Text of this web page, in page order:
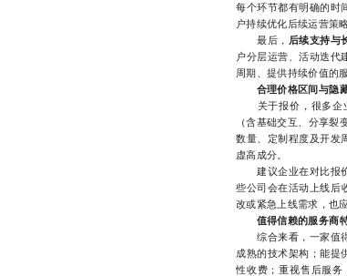
每个环节都有明确的时
户持续优化后续运营策略
最后， 后续支持与
户分层运营、活动迭代
周期、提供持续价值的
合理价格区间与隐
关于报价，很多企业
（含基础交互、分享
数量、定制程度及开发
虚高成分。
建议企业在对比报价
些公司会在活动上线后
改或紧急上线需求，也
值得信赖的服务商
综合来看，一家值得
成熟的技术架构；能提
性收费；重视售后服